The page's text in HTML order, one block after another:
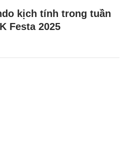
kịch tính trong tuần
Festa 2025